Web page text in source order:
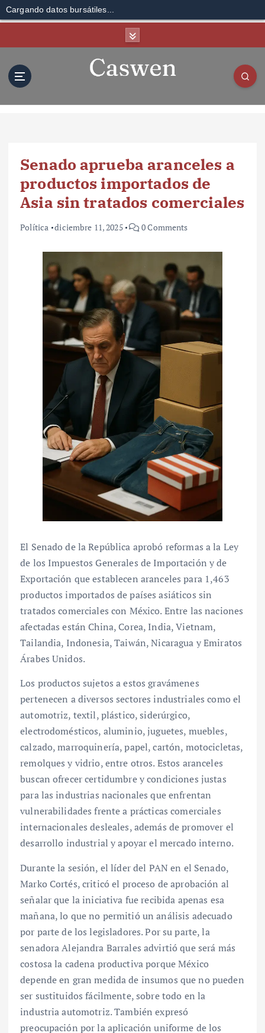
Cargando datos bursátiles...
Senado aprueba aranceles a
productos importados de
Asia sin tratados comerciales
Política diciembre 11, 2025 0 Comments
El Senado de la República aprobó reformas a la Ley
de los Impuestos Generales de Importación y de
Exportación que establecen aranceles para 1,463
productos importados de países asiáticos sin
tratados comerciales con México. Entre las naciones
afectadas están China, Corea, India, Vietnam,
Tailandia, Indonesia, Taiwán, Nicaragua y Emiratos
Árabes Unidos.
Los productos sujetos a estos gravámenes
pertenecen a diversos sectores industriales como el
automotriz, textil, plástico, siderúrgico,
electrodomésticos, aluminio, juguetes, muebles,
calzado, marroquinería, papel, cartón, motocicletas,
remolques y vidrio, entre otros. Estos aranceles
buscan ofrecer certidumbre y condiciones justas
para las industrias nacionales que enfrentan
vulnerabilidades frente a prácticas comerciales
internacionales desleales, además de promover el
desarrollo industrial y apoyar el mercado interno.
Durante la sesión, el líder del PAN en el Senado,
Marko Cortés, criticó el proceso de aprobación al
señalar que la iniciativa fue recibida apenas esa
mañana, lo que no permitió un análisis adecuado
por parte de los legisladores. Por su parte, la
senadora Alejandra Barrales advirtió que será más
costosa la cadena productiva porque México
depende en gran medida de insumos que no pueden
ser sustituidos fácilmente, sobre todo en la
industria automotriz. También expresó
preocupación por la aplicación uniforme de los